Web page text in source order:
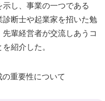
し、事業の一つである
診断士や起業家を招いた勉
輩経営者が交流しあうコ
紹介した。
重要性について